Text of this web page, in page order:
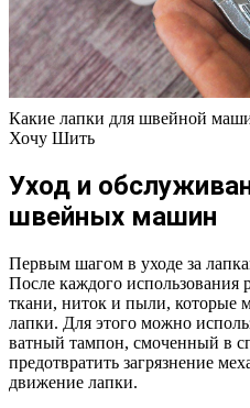
Какие лапки для швейной
Хочу Шить
Уход и
швейных машин
Первым шагом в уходе за
После каждого использования
ткани, ниток и пыли, которые
лапки. Для этого можно
ватный тампон, смоченный в
предотвратить загрязнение
движение лапки.